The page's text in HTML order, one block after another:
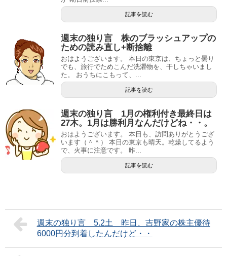
記事を読む
週末の独り言 株のブラッシュアップの
ための読み直し+断捨離
おはようございます。 本日の東京は、ちょっと曇り
でも、旅行でためこんだ洗濯物を、干しちゃいまし
た。 おうちにこもって、...
記事を読む
週末の独り言 1月の権利付き最終日は
27木。1月は勝利月なんだけどね・・。
おはようございます。 本日も、訪問ありがとうござ
います（＾＾） 本日の東京も晴天。乾燥してるよう
で、火事に注意です。 昨...
記事を読む
週末の独り言 5.2土 昨日、吉野家の株主優待
6000円分到着したんだけど・・